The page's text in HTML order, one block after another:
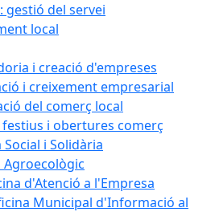
gestió del servei
local
i creació d'empreses
i creixement empresarial
del comerç local
festius i obertures comerç
Social i Solidària
Agroecològic
d'Atenció a l'Empresa
Municipal d'Informació al